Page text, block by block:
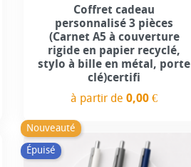
Coffret cadeau
personnalisé 3 pièces
(Carnet A5 à couverture
rigide en papier recyclé,
stylo à bille en métal, porte
clé)certifi
à partir de0,00 €
Nouveauté
Épuisé